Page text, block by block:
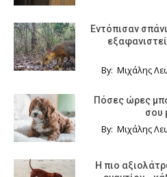
Εντόπισαν
By: Μιχάλης
Πόσες ώρες
σου
By: Μιχάλης
Η πιο